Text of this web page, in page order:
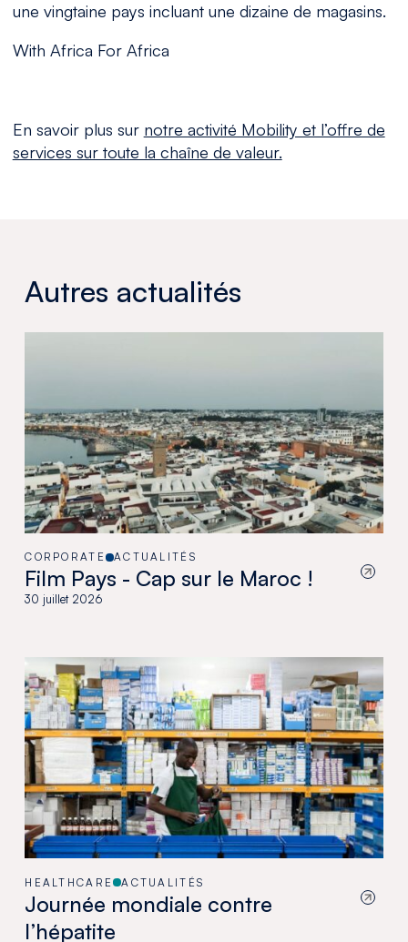
une vingtaine pays incluant une dizaine de magasins.
With Africa For Africa
En savoir plus sur notre activité Mobility et l’offre de
services sur toute la chaîne de valeur.
Autres actualités
CORPORATE ACTUALITÉS
Film Pays - Cap sur le Maroc !
30 juillet 2026
HEALTHCARE ACTUALITÉS
Journée mondiale contre
l’hépatite